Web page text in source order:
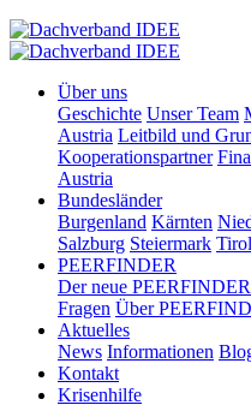
Über uns
Geschichte Unser Team
Austria Leitbild und
Kooperationspartner
Austria
Bundesländer
Burgenland Kärnten
Salzburg Steiermark Tirol
PEERFINDER
Der neue PEERFINDER
Fragen Über
Aktuelles
News Informationen
Kontakt
Krisenhilfe